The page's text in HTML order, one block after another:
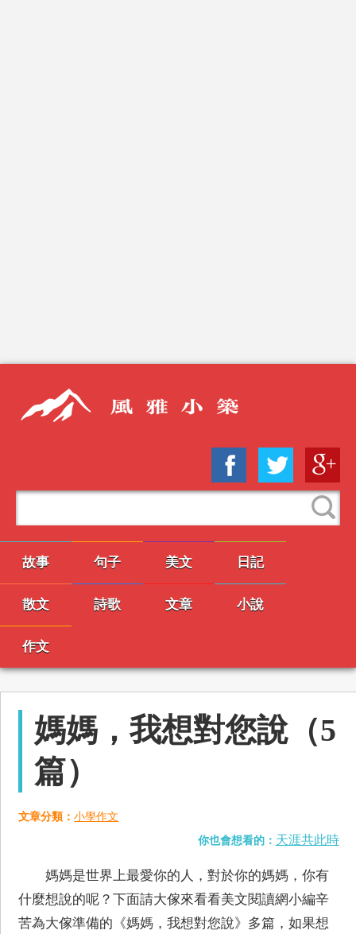
故事 句子 美文 日記
散文 詩歌 文章 小說
作文
媽媽，我想對您說（5
篇）
文章分類：小學作文
你也會想看的： 天涯共此時
媽媽是世界上最愛你的人，對於你的媽媽，你有
什麼想說的呢？下面請大傢來看看美文閱讀網小編辛
苦為大傢準備的《媽媽，我想對您說》多篇，如果想